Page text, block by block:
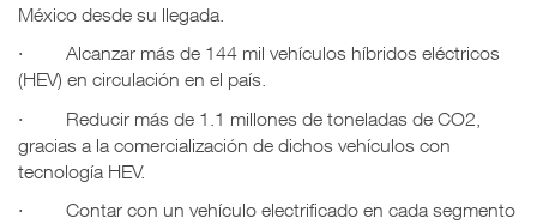
México desde su llegada.
· Alcanzar más de 144 mil vehículos híbridos eléctricos
(HEV) en circulación en el país.
· Reducir más de 1.1 millones de toneladas de CO2,
gracias a la comercialización de dichos vehículos con
tecnología HEV.
· Contar con un vehículo electrificado en cada segmento